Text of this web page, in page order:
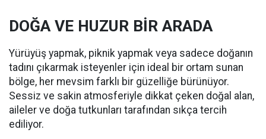
DOĞA VE HUZUR BİR ARADA
Yürüyüş yapmak, piknik yapmak veya sadece doğanın
tadını çıkarmak isteyenler için ideal bir ortam sunan
bölge, her mevsim farklı bir güzelliğe bürünüyor.
Sessiz ve sakin atmosferiyle dikkat çeken doğal alan,
aileler ve doğa tutkunları tarafından sıkça tercih
ediliyor.